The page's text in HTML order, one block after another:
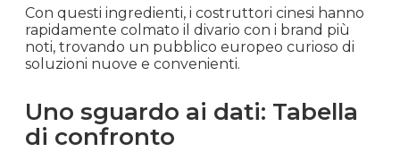
Con questi ingredienti, i costruttori cinesi hanno
rapidamente colmato il divario con i brand più
noti, trovando un pubblico europeo curioso di
soluzioni nuove e convenienti.
Uno sguardo ai dati: Tabella
di confronto